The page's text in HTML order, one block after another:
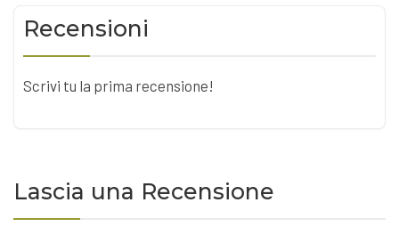
Recensioni
Scrivi tu la prima recensione!
Lascia una Recensione